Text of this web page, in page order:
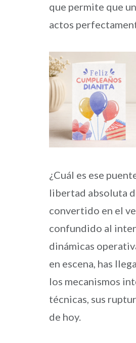
que permite que
actos
¿Cuál es ese
libertad absoluta
convertido en el
confundido al
dinámicas
en escena, has
los mecanismos
técnicas, sus
de hoy.